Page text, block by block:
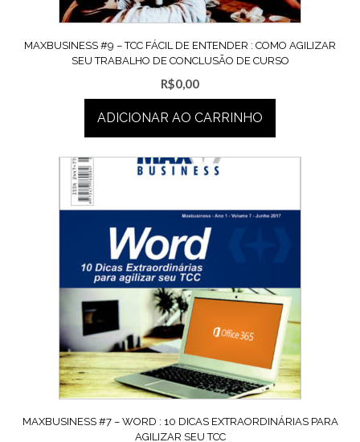
MAXBUSINESS #9 – TCC FÁCIL DE ENTENDER : COMO AGILIZAR
SEU TRABALHO DE CONCLUSÃO DE CURSO
R$0,00
ADICIONAR AO CARRINHO
MAXBUSINESS #7 – WORD : 10 DICAS EXTRAORDINÁRIAS PARA
AGILIZAR SEU TCC